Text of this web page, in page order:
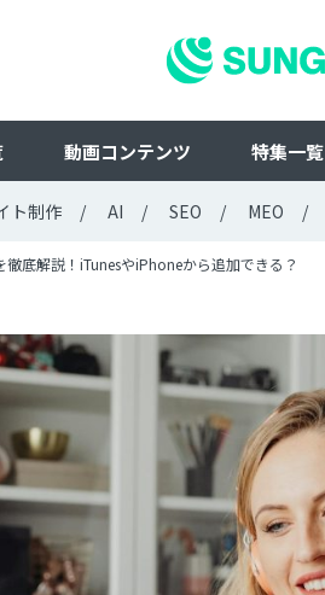
動画コンテンツ 特集一覧
ト制作 AI SEO MEO
徹底解説！iTunesやiPhoneから追加できる？